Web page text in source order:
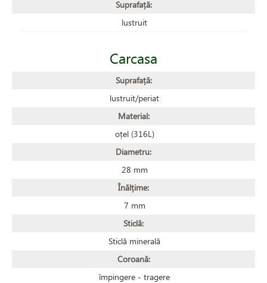
Suprafață:
lustruit
Carcasa
Suprafață:
lustruit/periat
Material:
oțel (316L)
Diametru:
28 mm
Înălțime:
7 mm
Sticlă:
Sticlă minerală
Coroană:
împingere - tragere